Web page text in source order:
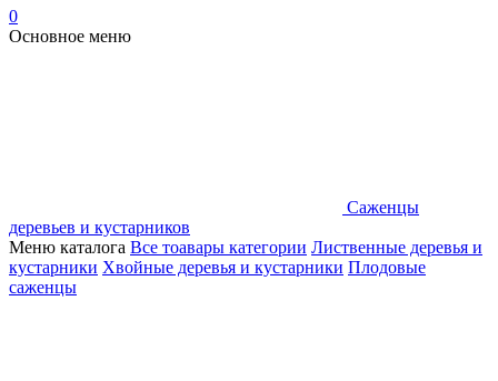
0
Основное меню
Саженцы
деревьев и кустарников
Меню каталога Все тоавары категории Лиственные деревья и
кустарники Хвойные деревья и кустарники Плодовые
саженцы